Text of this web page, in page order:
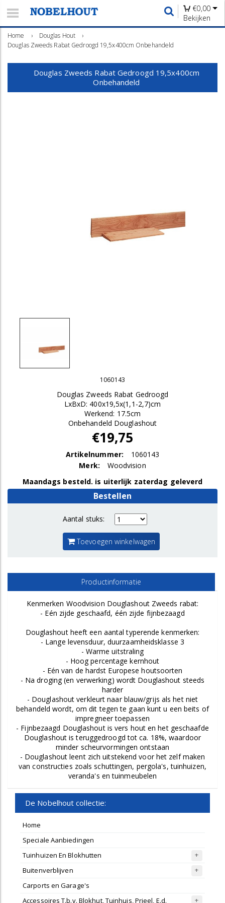
€0,00
Bekijken
Home › Douglas Hout
›
Douglas Zweeds Rabat Gedroogd 19,5x400cm Onbehandeld
Douglas Zweeds Rabat Gedroogd 19,5x400cm
Onbehandeld
1060143
Douglas Zweeds Rabat Gedroogd
LxBxD: 400x19,5x(1,1-2,7)cm
Werkend: 17.5cm
Onbehandeld Douglashout
€19,75
Artikelnummer:
1060143
Merk:
Woodvision
Maandags besteld. is uiterlijk zaterdag geleverd
Bestellen
Aantal stuks:
Toevoegen winkelwagen
Productinformatie
Kenmerken Woodvision Douglashout Zweeds rabat:
- Eén zijde geschaafd, één zijde fijnbezaagd
Douglashout heeft een aantal typerende kenmerken:
- Lange levensduur, duurzaamheidsklasse 3
- Warme uitstraling
- Hoog percentage kernhout
- Eén van de hardst Europese houtsoorten
- Na droging (en verwerking) wordt Douglashout steeds
harder
- Douglashout verkleurt naar blauw/grijs als het niet
behandeld wordt, om dit tegen te gaan kunt u een beits of
impregneer toepassen
- Fijnbezaagd Douglashout is vers hout en het geschaafde
Douglashout is teruggedroogd tot ca. 18%, waardoor
minder scheurvormingen ontstaan
- Douglashout leent zich uitstekend voor het zelf maken
van constructies zoals schuttingen, pergola's, tuinhuizen,
veranda's en tuinmeubelen
De Nobelhout collectie:
Home
Speciale Aanbiedingen
Tuinhuizen En Blokhutten
Buitenverblijven
Carports en Garage's
Accessoires T.b.v. Blokhut, Tuinhuis, Prieel, E.d.